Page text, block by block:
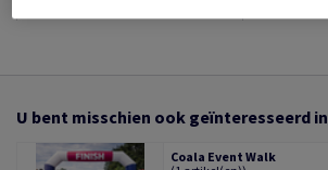
U bent misschien ook geïnteresseerd in
Coala Event Walk